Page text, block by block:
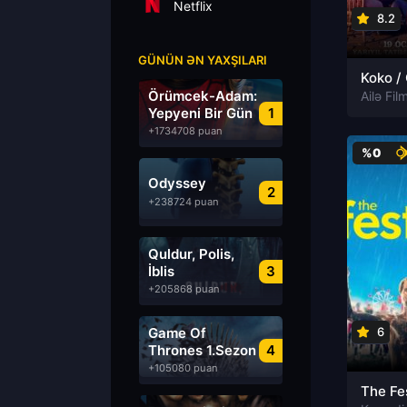
Netflix
GÜNÜN ƏN YAXŞILARI
1
Örümcek-Adam:
Yepyeni Bir Gün
+1734708 puan
2
Odyssey
+238724 puan
3
Quldur, Polis,
İblis
+205868 puan
4
Game Of
Thrones 1.Sezon
Türkçe Dublaj
izle
+105080 puan
8.2
Ailə
%0
6
The